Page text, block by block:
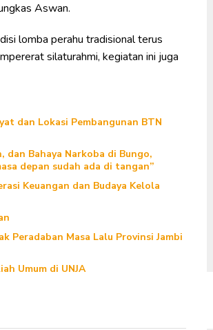
Aswan.
lomba perahu tradisional terus
silaturahmi, kegiatan ini juga
dan Lokasi Pembangunan BTN
dan Bahaya Narkoba di Bungo,
depan sudah ada di tangan”
Keuangan dan Budaya Kelola
Peradaban Masa Lalu Provinsi Jambi
Umum di UNJA